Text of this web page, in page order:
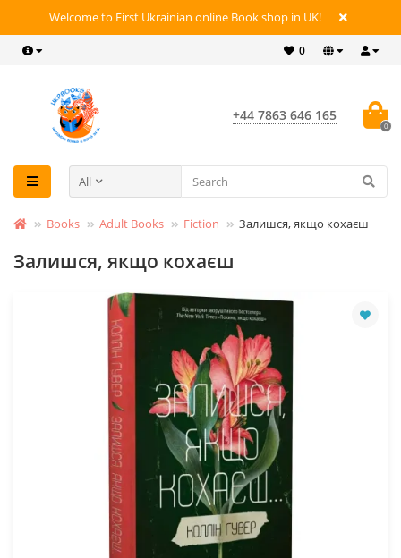
Welcome to First Ukrainian online Book shop in UK!
0
+44 7863 646 165
0
All
Books Adult Books Fiction Залишся, якщо кохаєш
Залишся, якщо кохаєш